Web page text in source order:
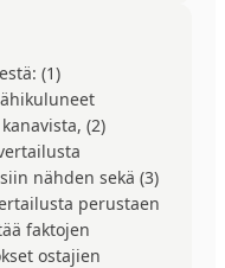
(1)
(2)
nähden sekä (3)
perustaen
faktojen
ostajien